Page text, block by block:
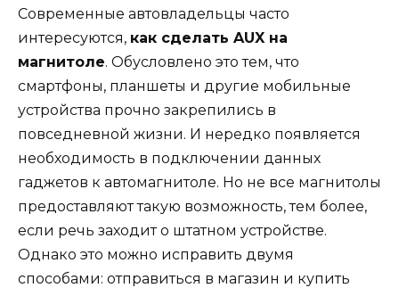
Современные автовладельцы часто
интересуются, как сделать AUX на
магнитоле. Обусловлено это тем, что
смартфоны, планшеты и другие мобильные
устройства прочно закрепились в
повседневной жизни. И нередко появляется
необходимость в подключении данных
гаджетов к автомагнитоле. Но не все магнитолы
предоставляют такую возможность, тем более,
если речь заходит о штатном устройстве.
Однако это можно исправить двумя
способами: отправиться в магазин и купить